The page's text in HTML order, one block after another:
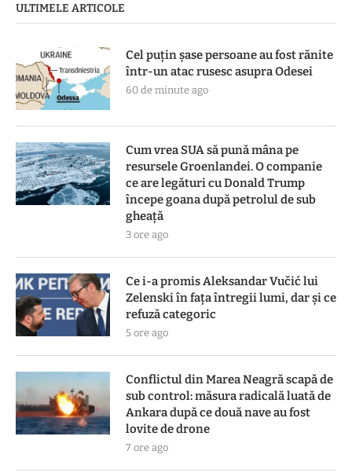
ULTIMELE ARTICOLE
Cel puțin șase persoane au fost rănite
într-un atac rusesc asupra Odesei
60 de minute ago
Cum vrea SUA să pună mâna pe
resursele Groenlandei. O companie
ce are legături cu Donald Trump
începe goana după petrolul de sub
gheață
3 ore ago
Ce i-a promis Aleksandar Vučić lui
Zelenski în fața întregii lumi, dar și ce
refuză categoric
5 ore ago
Conflictul din Marea Neagră scapă de
sub control: măsura radicală luată de
Ankara după ce două nave au fost
lovite de drone
7 ore ago